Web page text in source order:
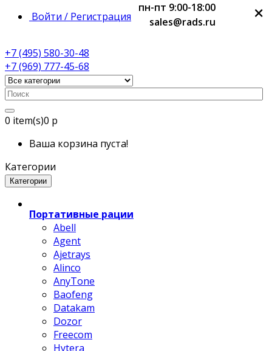
Войти / Регистрация
+7 (495) 580-30-48
+7 (969) 777-45-68
0 item(s)0 р
Ваша корзина пуста!
Категории
Категории
Портативные рации
Abell
Agent
Ajetrays
Alinco
AnyTone
Baofeng
Datakam
Dozor
Freecom
Hytera
пн-пт 9:00-18:00
sales@rads.ru
×
×
×
×